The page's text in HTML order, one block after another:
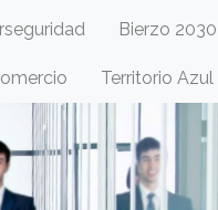
Bierzo 2030
Territorio Azul